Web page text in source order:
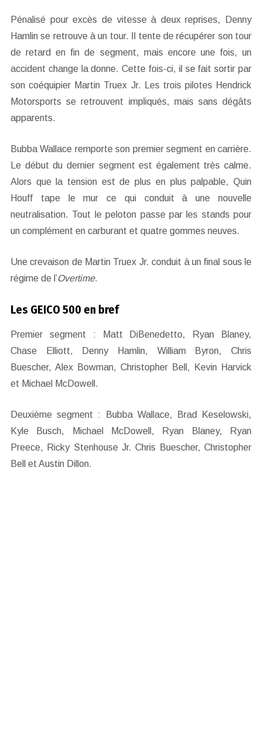
Pénalisé pour excès de vitesse à deux reprises, Denny
Hamlin se retrouve à un tour. Il tente de récupérer son tour
de retard en fin de segment, mais encore une fois, un
accident change la donne. Cette fois-ci, il se fait sortir par
son coéquipier Martin Truex Jr. Les trois pilotes Hendrick
Motorsports se retrouvent impliqués, mais sans dégâts
apparents.
Bubba Wallace remporte son premier segment en carrière.
Le début du dernier segment est également très calme.
Alors que la tension est de plus en plus palpable, Quin
Houff tape le mur ce qui conduit à une nouvelle
neutralisation. Tout le peloton passe par les stands pour
un complément en carburant et quatre gommes neuves.
Une crevaison de Martin Truex Jr. conduit à un final sous le
régime de l’Overtime.
Les GEICO 500 en bref
Premier segment : Matt DiBenedetto, Ryan Blaney,
Chase Elliott, Denny Hamlin, William Byron, Chris
Buescher, Alex Bowman, Christopher Bell, Kevin Harvick
et Michael McDowell.
Deuxième segment : Bubba Wallace, Brad Keselowski,
Kyle Busch, Michael McDowell, Ryan Blaney, Ryan
Preece, Ricky Stenhouse Jr. Chris Buescher, Christopher
Bell et Austin Dillon.